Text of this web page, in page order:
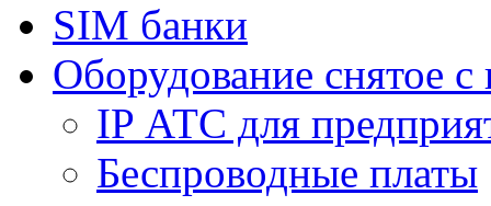
SIM банки
Оборудование снятое с
IP АТС для
Беспроводные платы